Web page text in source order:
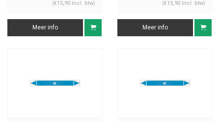
(€15,90 Incl. btw)
Meer info
(€15,90 Incl. btw)
Meer info